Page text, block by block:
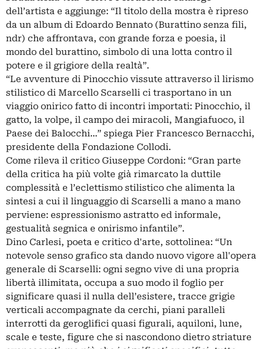
dell’artista e aggiunge: “Il titolo della mostra è ripreso
da un album di Edoardo Bennato (Burattino senza fili,
ndr) che affrontava, con grande forza e poesia, il
mondo del burattino, simbolo di una lotta contro il
potere e il grigiore della realtà”.
“Le avventure di Pinocchio vissute attraverso il lirismo
stilistico di Marcello Scarselli ci trasportano in un
viaggio onirico fatto di incontri importati: Pinocchio, il
gatto, la volpe, il campo dei miracoli, Mangiafuoco, il
Paese dei Balocchi…” spiega Pier Francesco Bernacchi,
presidente della Fondazione Collodi.
Come rileva il critico Giuseppe Cordoni: “Gran parte
della critica ha più volte già rimarcato la duttile
complessità e l’eclettismo stilistico che alimenta la
sintesi a cui il linguaggio di Scarselli a mano a mano
perviene: espressionismo astratto ed informale,
gestualità segnica e onirismo infantile”.
Dino Carlesi, poeta e critico d'arte, sottolinea: “Un
notevole senso grafico sta dando nuovo vigore all'opera
generale di Scarselli: ogni segno vive di una propria
libertà illimitata, occupa a suo modo il foglio per
significare quasi il nulla dell’esistere, tracce grigie
verticali accompagnate da cerchi, piani paralleli
interrotti da geroglifici quasi figurali, aquiloni, lune,
scale e teste, figure che si nascondono dietro striature